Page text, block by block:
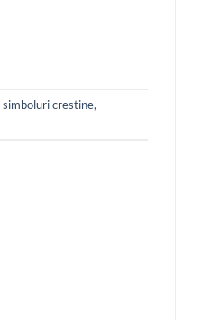
simboluri crestine,